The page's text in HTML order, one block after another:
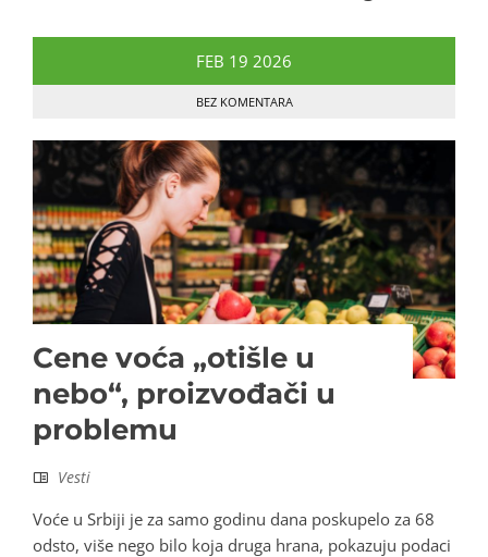
FEB 19 2026
BEZ KOMENTARA
Cene voća „otišle u
nebo“, proizvođači u
problemu
Vesti
Voće u Srbiji je za samo godinu dana poskupelo za 68
odsto, više nego bilo koja druga hrana, pokazuju podaci